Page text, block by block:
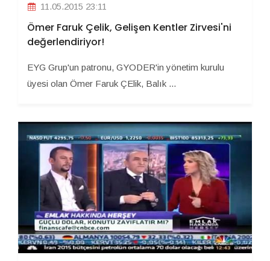
11.05.2015 23:11
Ömer Faruk Çelik, Gelişen Kentler Zirvesi'ni
değerlendiriyor!
EYG Grup'un patronu, GYODER'in yönetim kurulu
üyesi olan Ömer Faruk ÇElik, Balık ...